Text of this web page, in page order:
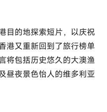
目的地探索短片，以庆祝
港又重新回到了旅行榜单
将包括历史悠久的大澳渔
昼夜景色怡人的维多利亚